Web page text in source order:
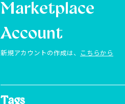
Marketplace
Account
新規アカウントの作成は、 こちらから
Tags